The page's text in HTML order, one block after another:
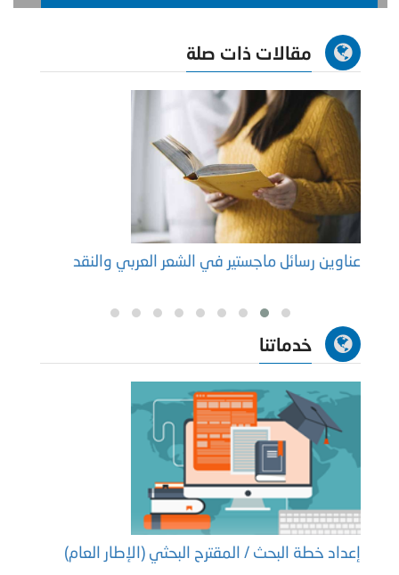
مقالات ذات صلة
عناوين رسائل ماجستير في الشعر العربي والنقد
خدماتنا
إعداد خطة البحث / المقترح البحثي (الإطار العام)